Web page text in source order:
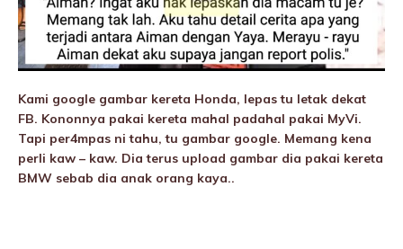
Kami google gambar kereta Honda, lepas tu letak dekat
FB. Kononnya pakai kereta mahal padahal pakai MyVi.
Tapi per4mpas ni tahu, tu gambar google. Memang kena
perli kaw – kaw. Dia terus upload gambar dia pakai kereta
BMW sebab dia anak orang kaya..